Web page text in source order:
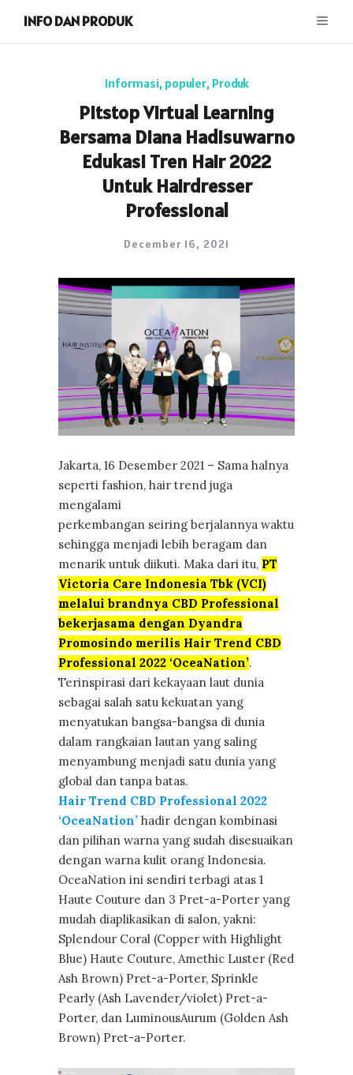
INFO DAN PRODUK
Informasi, populer, Produk
Pitstop Virtual Learning
Bersama Diana Hadisuwarno
Edukasi Tren Hair 2022
Untuk Hairdresser
Professional
December 16, 2021
Jakarta, 16 Desember 2021 – Sama halnya
seperti fashion, hair trend juga
mengalami
perkembangan seiring berjalannya waktu
sehingga menjadi lebih beragam dan
menarik untuk diikuti. Maka dari itu, PT
Victoria Care Indonesia Tbk (VCI)
melalui brandnya CBD Professional
bekerjasama dengan Dyandra
Promosindo merilis Hair Trend CBD
Professional 2022 ‘OceaNation’.
Terinspirasi dari kekayaan laut dunia
sebagai salah satu kekuatan yang
menyatukan bangsa-bangsa di dunia
dalam rangkaian lautan yang saling
menyambung menjadi satu dunia yang
global dan tanpa batas.
Hair Trend CBD Professional 2022
‘OceaNation’ hadir dengan kombinasi
dan pilihan warna yang sudah disesuaikan
dengan warna kulit orang Indonesia.
OceaNation ini sendiri terbagi atas 1
Haute Couture dan 3 Pret-a-Porter yang
mudah diaplikasikan di salon, yakni:
Splendour Coral (Copper with Highlight
Blue) Haute Couture, Amethic Luster (Red
Ash Brown) Pret-a-Porter, Sprinkle
Pearly (Ash Lavender/violet) Pret-a-
Porter, dan LuminousAurum (Golden Ash
Brown) Pret-a-Porter.